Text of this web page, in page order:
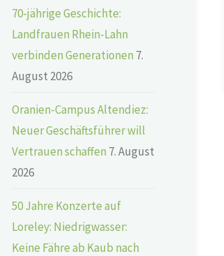
70-jährige Geschichte:
Landfrauen Rhein-Lahn
verbinden Generationen 7.
August 2026
Oranien-Campus Altendiez:
Neuer Geschäftsführer will
Vertrauen schaffen 7. August
2026
50 Jahre Konzerte auf
Loreley: Niedrigwasser:
Keine Fähre ab Kaub nach